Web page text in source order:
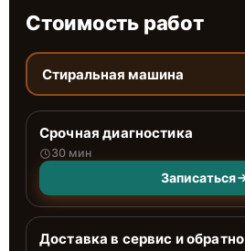
Стоимость работ
Стиральная машина
Срочная диагностика
30 мин
Записаться
Доставка в сервис и обратно